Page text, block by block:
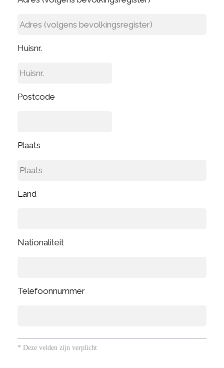
Huisnr.
Postcode
Plaats
Land
Nationaliteit
Telefoonnummer
* Deze velden zijn verplicht